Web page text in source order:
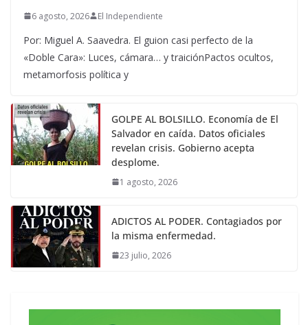
6 agosto, 2026 El Independiente
Por: Miguel A. Saavedra. El guion casi perfecto de la
«Doble Cara»: Luces, cámara… y traiciónPactos ocultos,
metamorfosis política y
GOLPE AL BOLSILLO. Economía de El
Salvador en caída. Datos oficiales
revelan crisis. Gobierno acepta
desplome.
1 agosto, 2026
ADICTOS AL PODER. Contagiados por
la misma enfermedad.
23 julio, 2026